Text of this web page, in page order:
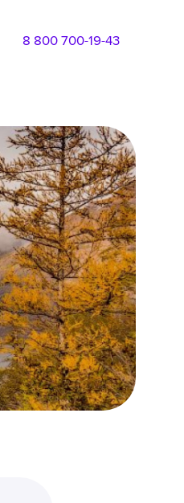
8 800 700-19-43